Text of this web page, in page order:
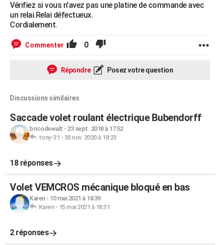
FORUM
Vérifiez si vous n'avez pas une platine de commande avec
un relai.Relai défectueux.
Cordialement.
Commenter 0
Répondre Posez votre question
Discussions similaires
Saccade volet roulant électrique Bubendorff
bricodewalt - 23 sept. 2018 à 17:52
tony-31 - 30 nov. 2020 à 18:23
18 réponses
Volet VEMCROS mécanique bloqué en bas
Karen- 10 mai 2021 à 18:39
Karen- 15 mai 2021 à 18:31
2 réponses